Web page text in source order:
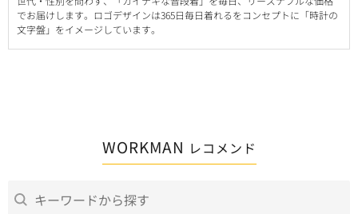
でお届けします。ロゴデザインは365日毎日着れるをコンセプトに「時計の
文字盤」をイメージしています。
WORKMAN レコメンド